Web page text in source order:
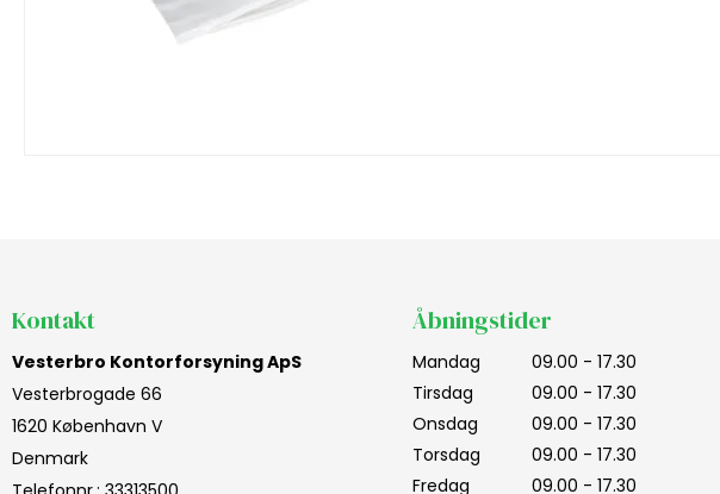
Kontakt
Vesterbro Kontorforsyning ApS
Vesterbrogade 66
1620 København V
Denmark
Åbningstider
Mandag
09.00 - 17.30
Tirsdag
09.00 - 17.30
Onsdag
09.00 - 17.30
Torsdag
09.00 - 17.30
Fredag
09.00 - 17.30